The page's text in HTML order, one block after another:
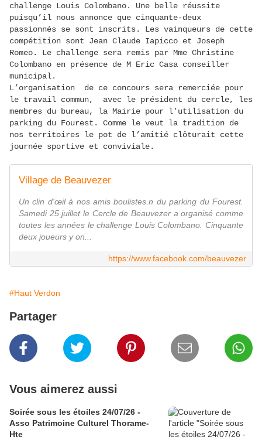
challenge Louis Colombano. Une belle réussite
puisqu’il nous annonce que cinquante-deux
passionnés se sont inscrits. Les vainqueurs de cette
compétition sont Jean Claude Iapicco et Joseph
Romeo. Le challenge sera remis par Mme Christine
Colombano en présence de M Eric Casa conseiller
municipal.
L’organisation de ce concours sera remerciée pour
le travail commun, avec le président du cercle, les
membres du bureau, la Mairie pour l’utilisation du
parking du Fourest. Comme le veut la tradition de
nos territoires le pot de l’amitié clôturait cette
journée sportive et conviviale.
Village de Beauvezer
Un clin d'œil à nos amis boulistes.n du parking du Fourest.
Samedi 25 juillet le Cercle de Beauvezer a organisé comme
toutes les années le challenge Louis Colombano. Cinquante
deux joueurs y on...
https://www.facebook.com/beauvezer
#Haut Verdon
Partager
Vous aimerez aussi
Soirée sous les étoiles 24/07/26 -
Asso Patrimoine Culturel Thorame-
Hte